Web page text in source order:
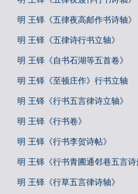
明 王铎《五律夜高邮作书诗轴》
明 王铎《五律诗行书立轴》
明 王铎《自书石湖等五首卷》
明 王铎《至顿庄作》行书立轴
明 王铎《行书五言律诗立轴》
明 王铎《行书卷》
明 王铎《行书李贺诗帖》
明 王铎《行书青圃通邻巷五言诗
明 王铎《行草五言律诗轴》